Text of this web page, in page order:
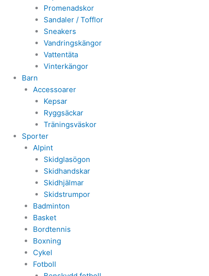
Promenadskor
Sandaler / Tofflor
Sneakers
Vandringskängor
Vattentäta
Vinterkängor
Barn
Accessoarer
Kepsar
Ryggsäckar
Träningsväskor
Sporter
Alpint
Skidglasögon
Skidhandskar
Skidhjälmar
Skidstrumpor
Badminton
Basket
Bordtennis
Boxning
Cykel
Fotboll